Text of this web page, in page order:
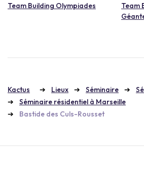
Team Building Olympiades
Team
Kactus Lieux Séminaire
Séminaire résidentiel à Marseille
Bastide des Culs-Rousset